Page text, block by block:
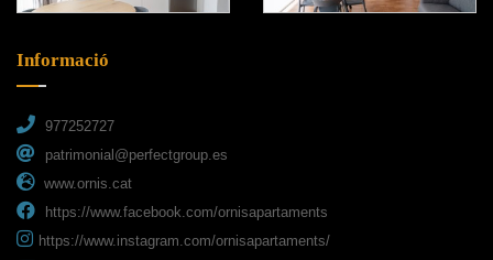
Informació
977252727
patrimonial@perfectgroup.es
www.ornis.cat
https://www.facebook.com/ornisapartaments
https://www.instagram.com/ornisapartaments/